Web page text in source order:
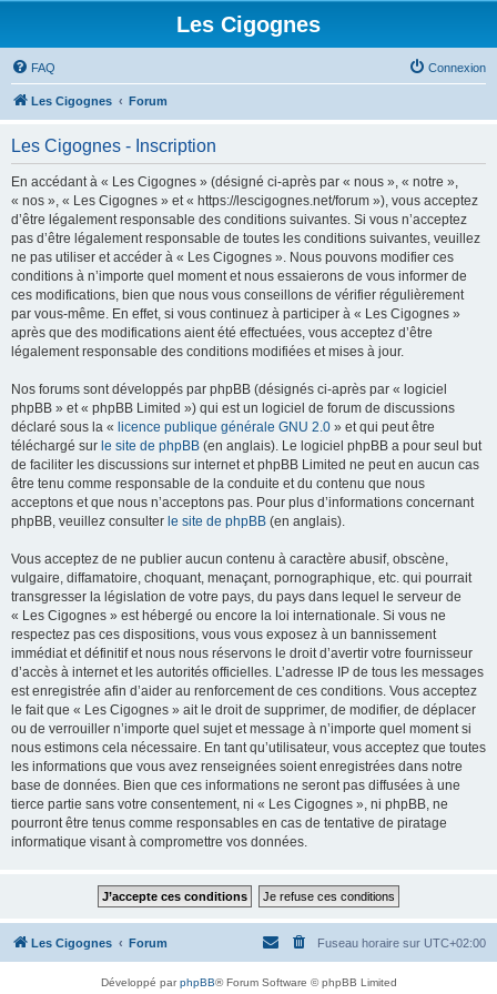
Les Cigognes
FAQ Connexion
Les Cigognes Forum
Les Cigognes - Inscription
En accédant à « Les Cigognes » (désigné ci-après par « nous », « notre »,
« nos », « Les Cigognes » et « https://lescigognes.net/forum »), vous acceptez
d’être légalement responsable des conditions suivantes. Si vous n’acceptez
pas d’être légalement responsable de toutes les conditions suivantes, veuillez
ne pas utiliser et accéder à « Les Cigognes ». Nous pouvons modifier ces
conditions à n’importe quel moment et nous essaierons de vous informer de
ces modifications, bien que nous vous conseillons de vérifier régulièrement
par vous-même. En effet, si vous continuez à participer à « Les Cigognes »
après que des modifications aient été effectuées, vous acceptez d’être
légalement responsable des conditions modifiées et mises à jour.
Nos forums sont développés par phpBB (désignés ci-après par « logiciel
phpBB » et « phpBB Limited ») qui est un logiciel de forum de discussions
déclaré sous la « licence publique générale GNU 2.0 » et qui peut être
téléchargé sur le site de phpBB (en anglais). Le logiciel phpBB a pour seul but
de faciliter les discussions sur internet et phpBB Limited ne peut en aucun cas
être tenu comme responsable de la conduite et du contenu que nous
acceptons et que nous n’acceptons pas. Pour plus d’informations concernant
phpBB, veuillez consulter le site de phpBB (en anglais).
Vous acceptez de ne publier aucun contenu à caractère abusif, obscène,
vulgaire, diffamatoire, choquant, menaçant, pornographique, etc. qui pourrait
transgresser la législation de votre pays, du pays dans lequel le serveur de
« Les Cigognes » est hébergé ou encore la loi internationale. Si vous ne
respectez pas ces dispositions, vous vous exposez à un bannissement
immédiat et définitif et nous nous réservons le droit d’avertir votre fournisseur
d’accès à internet et les autorités officielles. L’adresse IP de tous les messages
est enregistrée afin d’aider au renforcement de ces conditions. Vous acceptez
le fait que « Les Cigognes » ait le droit de supprimer, de modifier, de déplacer
ou de verrouiller n’importe quel sujet et message à n’importe quel moment si
nous estimons cela nécessaire. En tant qu’utilisateur, vous acceptez que toutes
les informations que vous avez renseignées soient enregistrées dans notre
base de données. Bien que ces informations ne seront pas diffusées à une
tierce partie sans votre consentement, ni « Les Cigognes », ni phpBB, ne
pourront être tenus comme responsables en cas de tentative de piratage
informatique visant à compromettre vos données.
Les Cigognes Forum Fuseau horaire sur UTC+02:00
Développé parphpBB® Forum Software © phpBB Limited